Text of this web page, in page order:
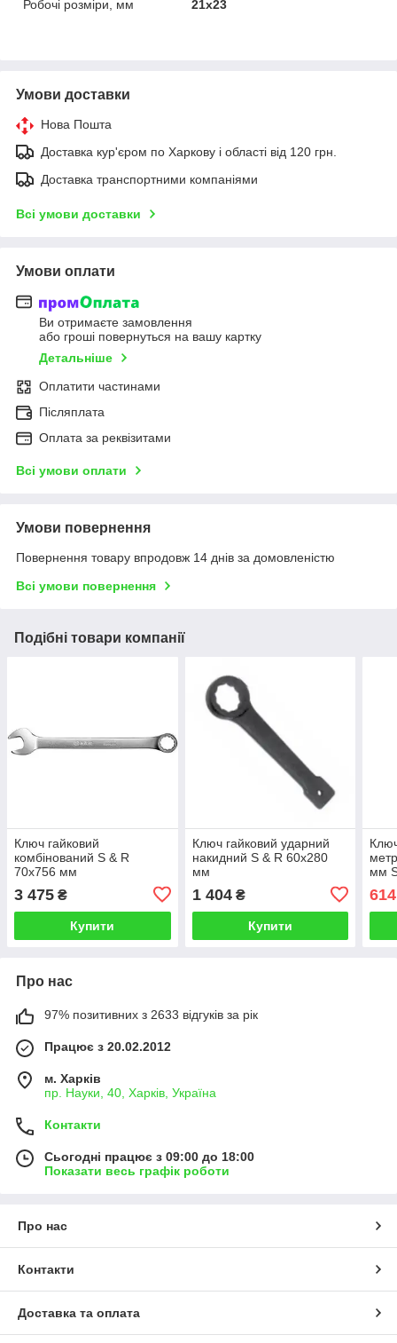
Робочі розміри, мм
21х23
Умови доставки
Нова Пошта
Доставка кур'єром по Харкову і області від 120 грн.
Доставка транспортними компаніями
Всі умови доставки
Умови оплати
Ви отримаєте замовлення
або гроші повернуться на вашу картку
Детальніше
Оплатити частинами
Післяплата
Оплата за реквізитами
Всі умови оплати
Умови повернення
Повернення товару впродовж 14 днів за домовленістю
Всі умови повернення
Подібні товари компанії
Ключ гайковий
комбінований S & R
70х756 мм
3 475 ₴
Купити
Ключ гайковий ударний
накидний S & R 60х280
мм
1 404₴
Купити
мм
614
Про нас
97% позитивних з 2633 відгуків за рік
Працює з 20.02.2012
м. Харків
пр. Науки, 40, Харків, Україна
Контакти
Сьогодні працює з 09:00 до 18:00
Показати весь графік роботи
Про нас
Контакти
Доставка та оплата